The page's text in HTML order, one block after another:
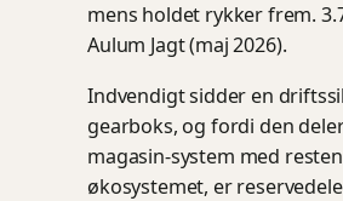
mens holdet rykker frem.
Aulum Jagt (maj 2026).
Indvendigt sidder en
gearboks, og fordi den
magasin-system med
økosystemet, er